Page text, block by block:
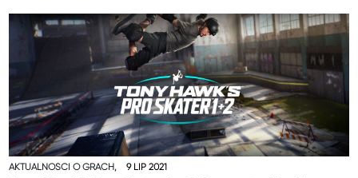
AKTUALNOŚCI O GRACH, 9 LIP 2021